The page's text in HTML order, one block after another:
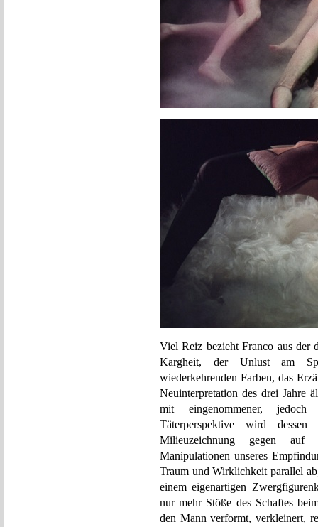
Viel Reiz bezieht Franco aus der
Kargheit, der Unlust am
wiederkehrenden Farben, das
Neuinterpretation des drei Jahre
mit eingenommener,
Täterperspektive wird
Milieuzeichnung gegen auf
Manipulationen unseres
Traum und Wirklichkeit parallel
einem eigenartigen
nur mehr Stöße des Schaftes
den Mann verformt, verkleinert,